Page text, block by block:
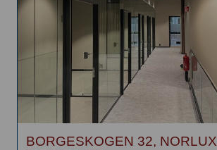
BORGESKOGEN 32, NORLUX